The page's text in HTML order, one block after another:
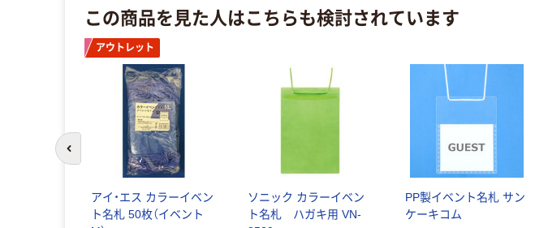
この商品を見た人はこちらも検討されています
アウトレット
アイ・エス カラーイベン
ト名札 50枚（イベント
ソニック カラーイベン
ト名札 ハガキ用 VN-
PP製イベント名札 サン
ケーキコム
前のスライドへ